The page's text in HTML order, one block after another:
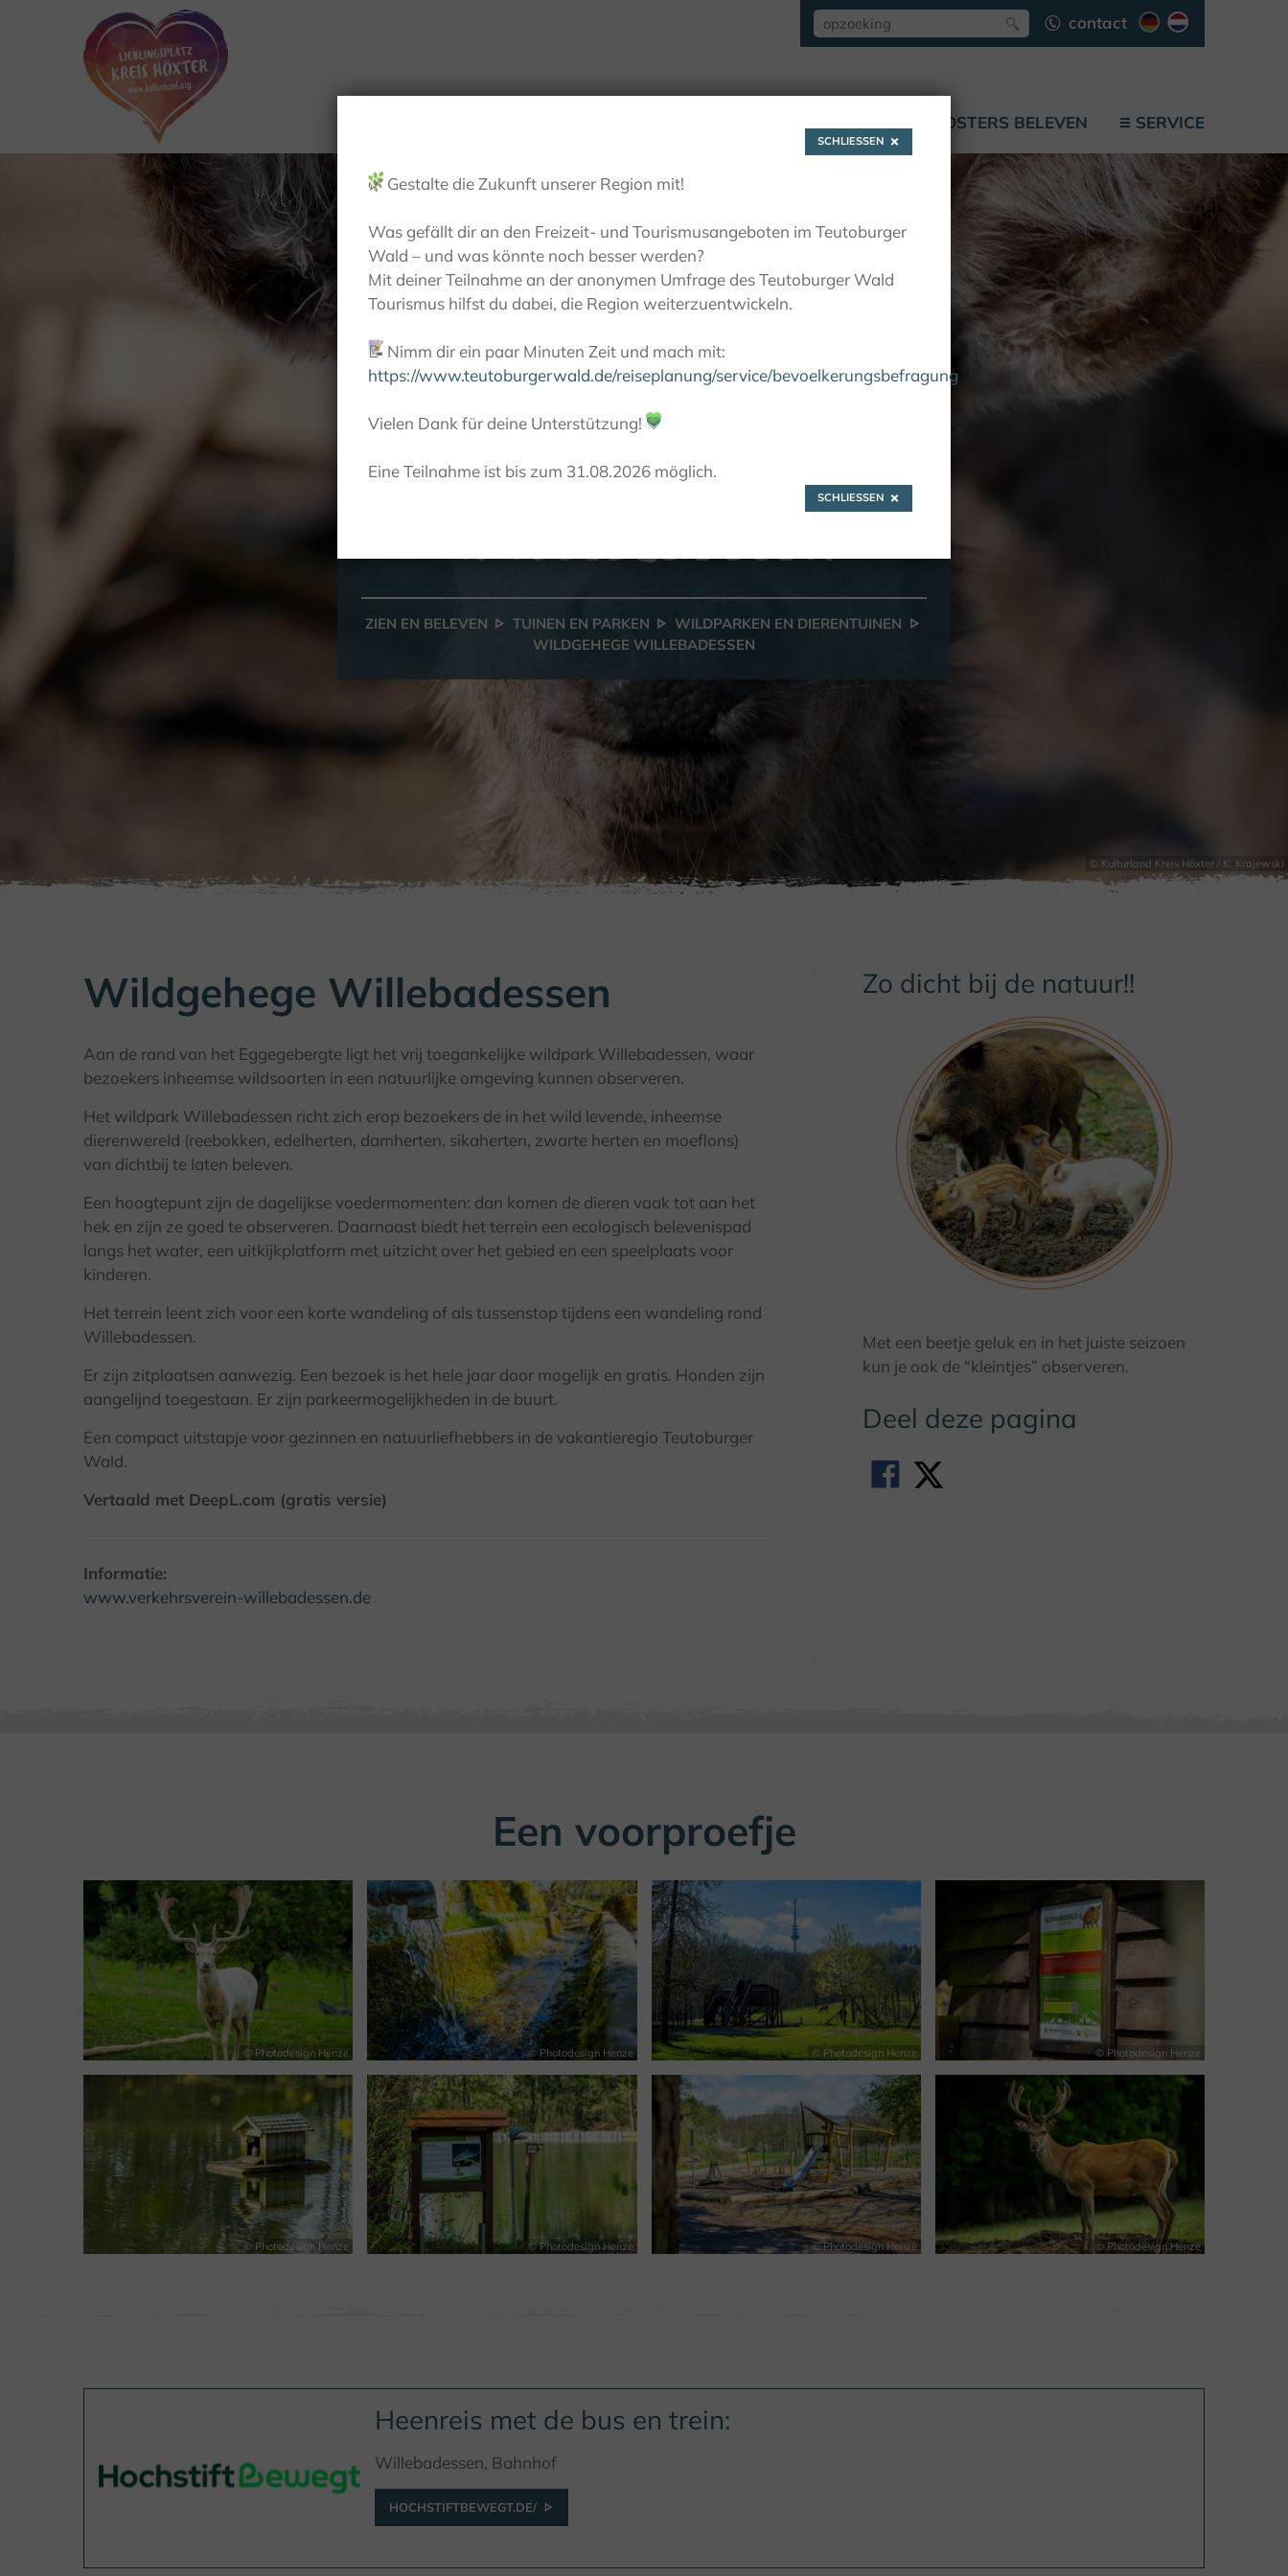
contact
KLOOSTERS BELEVEN SERVICE
Wildgehege
Willebadessen
ZIEN EN BELEVEN TUINEN EN PARKEN
WILDPARKEN EN DIERENTUINEN
WILDGEHEGE WILLEBADESSEN
© Kulturland Kreis Höxter / K. Krajewski
Wildgehege Willebadessen
Aan de rand van het Eggegebergte ligt het vrij toegankelijke wildpark Willebadessen, waar
bezoekers inheemse wildsoorten in een natuurlijke omgeving kunnen observeren.
Het wildpark Willebadessen richt zich erop bezoekers de in het wild levende, inheemse
dierenwereld (reebokken, edelherten, damherten, sikaherten, zwarte herten en moeflons)
van dichtbij te laten beleven.
Een hoogtepunt zijn de dagelijkse voedermomenten: dan komen de dieren vaak tot aan het
hek en zijn ze goed te observeren. Daarnaast biedt het terrein een ecologisch belevenispad
langs het water, een uitkijkplatform met uitzicht over het gebied en een speelplaats voor
kinderen.
Het terrein leent zich voor een korte wandeling of als tussenstop tijdens een wandeling rond
Willebadessen.
Er zijn zitplaatsen aanwezig. Een bezoek is het hele jaar door mogelijk en gratis. Honden zijn
aangelijnd toegestaan. Er zijn parkeermogelijkheden in de buurt.
Een compact uitstapje voor gezinnen en natuurliefhebbers in de vakantieregio Teutoburger
Wald.
Vertaald met DeepL.com (gratis versie)
Informatie:
www.verkehrsverein-willebadessen.de
Zo dicht bij de natuur!!
© Photodesign Henze
Met een beetje geluk en in het juiste seizoen
kun je ook de “kleintjes” observeren.
Deel deze pagina
Een voorproefje
© Photodesign Henze © Photodesign Henze © Photodesign Henze © Photodesign Henze
© Photodesign Henze © Photodesign Henze © Photodesign Henze © Photodesign Henze
Heenreis met de bus en trein:
Willebadessen, Bahnhof
HOCHSTIFTBEWEGT.DE/
SCHLIESSEN
🌿 Gestalte die Zukunft unserer Region mit!
Was gefällt dir an den Freizeit- und Tourismusangeboten im Teutoburger
Wald – und was könnte noch besser werden?
Mit deiner Teilnahme an der anonymen Umfrage des Teutoburger Wald
Tourismus hilfst du dabei, die Region weiterzuentwickeln.
📝 Nimm dir ein paar Minuten Zeit und mach mit:
https://www.teutoburgerwald.de/reiseplanung/service/bevoelkerungsbefragung
Vielen Dank für deine Unterstützung! 💚
Eine Teilnahme ist bis zum 31.08.2026 möglich.
SCHLIESSEN